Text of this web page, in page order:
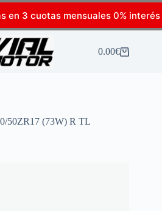
en 3 cuotas mensuales 0% interés
0.00€
50ZR17 (73W) R TL